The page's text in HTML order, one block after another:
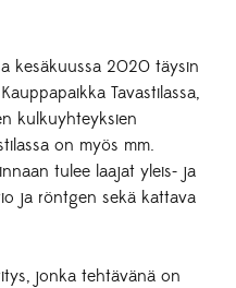
kesäkuussa 2020 täysin
Tavastilassa,
kulkuyhteyksien
on myös mm.
tulee laajat yleis- ja
ja röntgen sekä kattava
jonka tehtävänä on